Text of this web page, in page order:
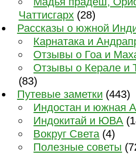
Чаттисгарх (28)
Рассказы о южной
Карнатака и
Отзывы о Гоа и
Отзывы о Керале и
(83)
Путевые заметки (443)
Индостан и южная
Индокитай и ЮВА
Вокруг Света (4)
Полезные советы